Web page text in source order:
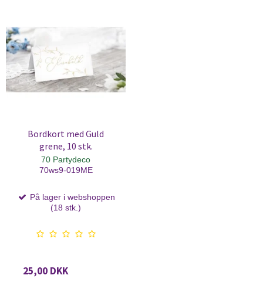
Bordkort med Guld
grene, 10 stk.
70 Partydeco
70ws9-019ME
På lager i webshoppen
(18 stk.)
25,00 DKK